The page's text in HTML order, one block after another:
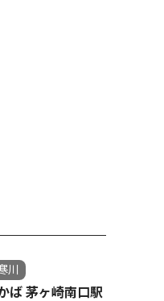
川
ば 茅ヶ崎南口駅